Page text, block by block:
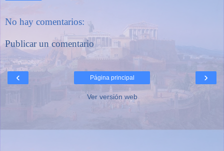
No hay comentarios:
Publicar un comentario
‹ ›
Página principal
Ver versión web